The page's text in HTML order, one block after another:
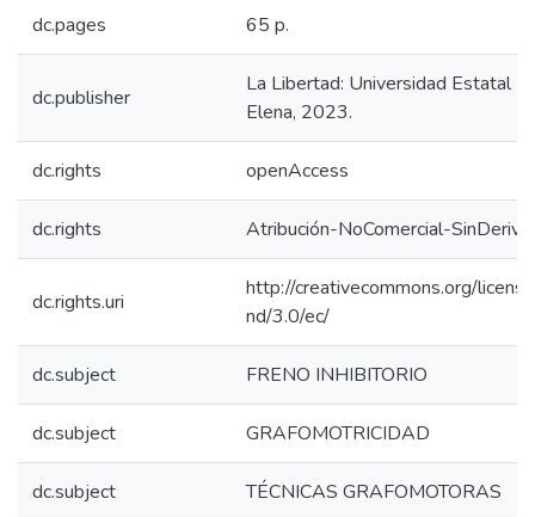
dc.pages 65 p.
dc.publisher
La Libertad: Universidad Estatal
Elena, 2023.
dc.rights openAccess
dc.rights Atribución-NoComercial-
dc.rights.uri
http://creativecommons.org/
nd/3.0/ec/
dc.subject FRENO INHIBITORIO
dc.subject GRAFOMOTRICIDAD
dc.subject TÉCNICAS GRAFOMOTORAS